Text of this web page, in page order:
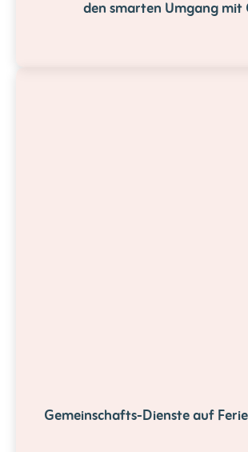
den smarten Umgang mit
Gemeinschafts-Dienste auf